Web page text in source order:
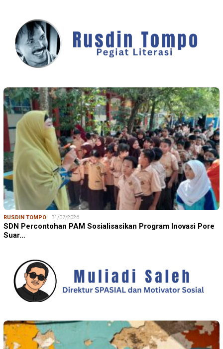
RUSDIN TOMPO 31/07/2026
SDN Percontohan PAM Sosialisasikan Program Inovasi Pore
Suar…